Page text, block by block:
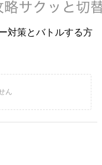
対策とバトルする方